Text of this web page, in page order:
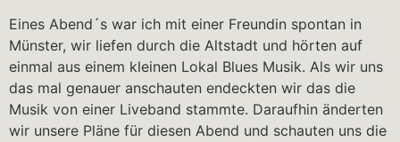
Eines Abend´s war ich mit einer Freundin spontan in
Münster, wir liefen durch die Altstadt und hörten auf
einmal aus einem kleinen Lokal Blues Musik. Als wir uns
das mal genauer anschauten endeckten wir das die
Musik von einer Liveband stammte. Daraufhin änderten
wir unsere Pläne für diesen Abend und schauten uns die